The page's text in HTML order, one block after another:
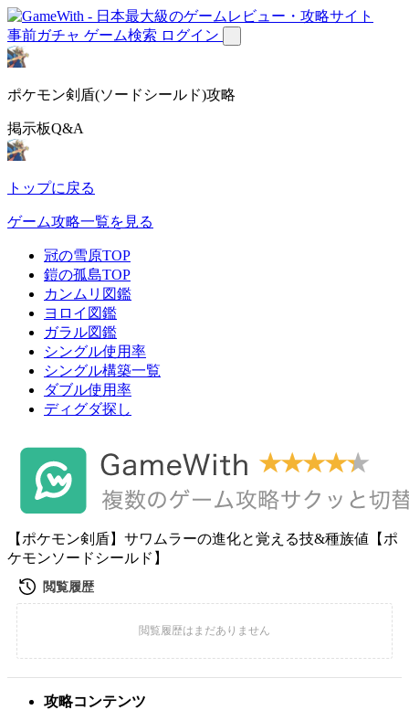
事前ガチャ ゲーム検索 ログイン
ポケモン剣盾(ソードシールド)攻略
掲示板Q&A
トップに戻る
ゲーム攻略一覧を見る
冠の雪原TOP
鎧の孤島TOP
カンムリ図鑑
ヨロイ図鑑
ガラル図鑑
シングル使用率
シングル構築一覧
ダブル使用率
ディグダ探し
【ポケモン剣盾】サワムラーの進化と覚える技&種族値【ポ
ケモンソードシールド】
攻略コンテンツ